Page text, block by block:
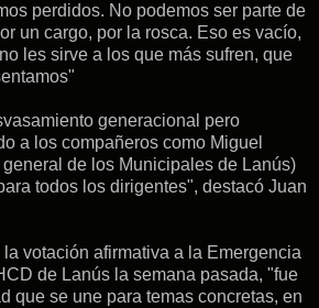
perdidos. No podemos ser parte de
un cargo, por la rosca. Eso es vacío,
les sirve a los que más sufren, que
generacional pero
a los compañeros como Miguel
de los Municipales de Lanús)
todos los dirigentes", destacó Juan
votación afirmativa a la Emergencia
de Lanús la semana pasada, "fue
que se une para temas concretas, en